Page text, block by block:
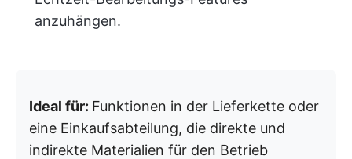
anzuhängen.
Ideal für: Funktionen in der Lieferkette oder
eine Einkaufsabteilung, die direkte und
indirekte Materialien für den Betrieb